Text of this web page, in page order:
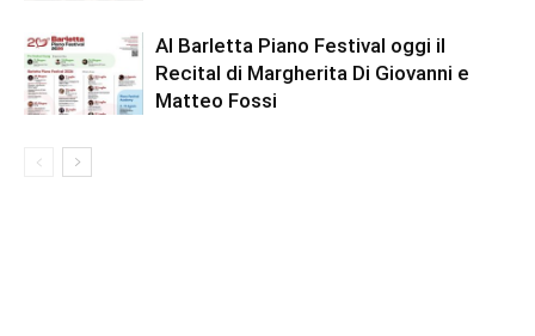
Al Barletta Piano Festival oggi il
Recital di Margherita Di Giovanni e
Matteo Fossi